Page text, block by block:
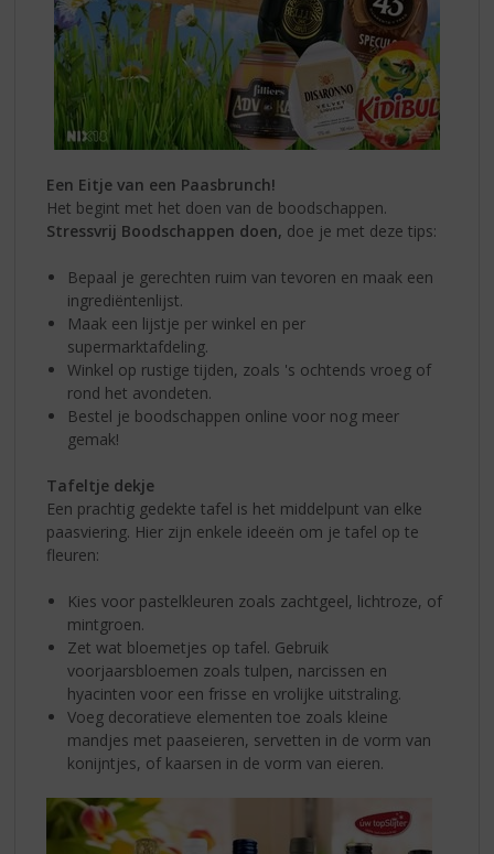
Een Eitje van een Paasbrunch!
Het begint met het doen van de boodschappen.
Stressvrij Boodschappen doen, doe je met deze tips:
Bepaal je gerechten ruim van tevoren en maak een
ingrediëntenlijst.
Maak een lijstje per winkel en per
supermarktafdeling.
Winkel op rustige tijden, zoals 's ochtends vroeg of
rond het avondeten.
Bestel je boodschappen online voor nog meer
gemak!
Tafeltje dekje
Een prachtig gedekte tafel is het middelpunt van elke
paasviering. Hier zijn enkele ideeën om je tafel op te
fleuren:
Kies voor pastelkleuren zoals zachtgeel, lichtroze, of
mintgroen.
Zet wat bloemetjes op tafel. Gebruik
voorjaarsbloemen zoals tulpen, narcissen en
hyacinten voor een frisse en vrolijke uitstraling.
Voeg decoratieve elementen toe zoals kleine
mandjes met paaseieren, servetten in de vorm van
konijntjes, of kaarsen in de vorm van eieren.